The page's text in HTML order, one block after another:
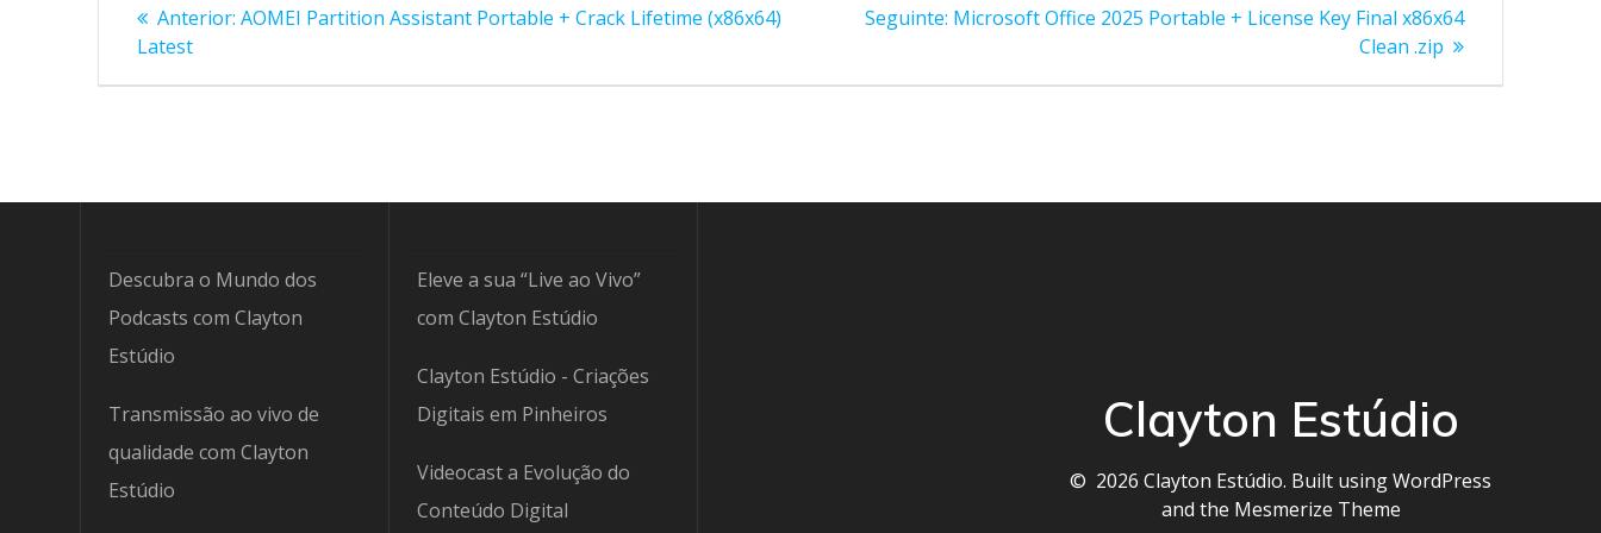
de
Anterior: Post
AOMEI Partition Assistant Portable + Crack Lifetime (x86x64)
Latest
Seguinte: Post
Microsoft Office 2025 Portable + License Key Final x86x64
Clean .zip
Descubra o Mundo dos
Podcasts com Clayton
Estúdio
Transmissão ao vivo de
qualidade com Clayton
Estúdio
Eleve a sua “Live ao Vivo”
com Clayton Estúdio
Clayton Estúdio - Criações
Digitais em Pinheiros
Videocast a Evolução do
Conteúdo Digital
Clayton Estúdio
© 2026 Clayton Estúdio. Built using WordPress
and the Mesmerize Theme